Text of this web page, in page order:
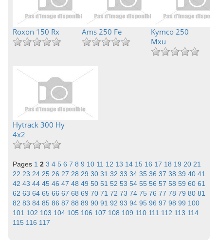
Roxon 150 Rx Ams 250 Fe
Kymco 250
Mxu
Hytrack 300 Hy
4x2
Pages 1 2 3 4 5 6 7 8 9 10 11 12 13 14 15 16 17 18 19 20 21
22 23 24 25 26 27 28 29 30 31 32 33 34 35 36 37 38 39 40 41
42 43 44 45 46 47 48 49 50 51 52 53 54 55 56 57 58 59 60 61
62 63 64 65 66 67 68 69 70 71 72 73 74 75 76 77 78 79 80 81
82 83 84 85 86 87 88 89 90 91 92 93 94 95 96 97 98 99 100
101 102 103 104 105 106 107 108 109 110 111 112 113 114
115 116 117